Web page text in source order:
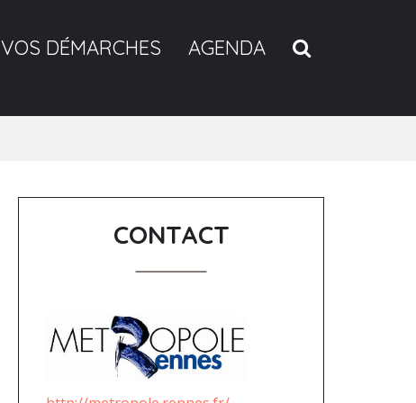
VOS DÉMARCHES AGENDA
CONTACT